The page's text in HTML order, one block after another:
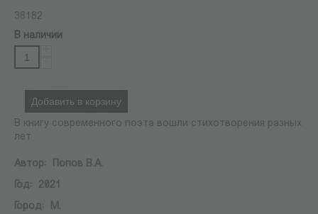
38182
В наличии
Добавить в корзину
В книгу современного поэта вошли стихотворения разных
лет
Автор:
Попов В.А.
Год:
2021
Город:
М.